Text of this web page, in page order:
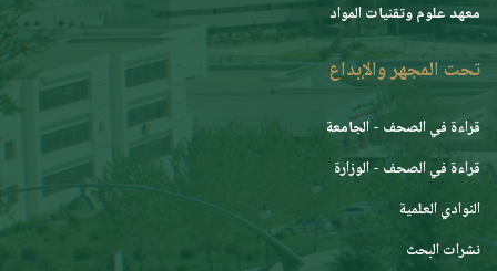
معهد علوم وتقنيات المواد
تحت المجهر والإبداع
قراءة في الصحف - الجامعة
قراءة في الصحف - الوزارة
النوادي العلمية
نشرات البحث